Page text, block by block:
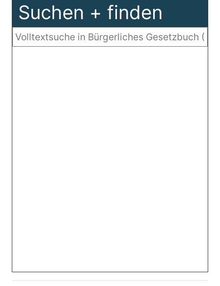
Suchen + finden